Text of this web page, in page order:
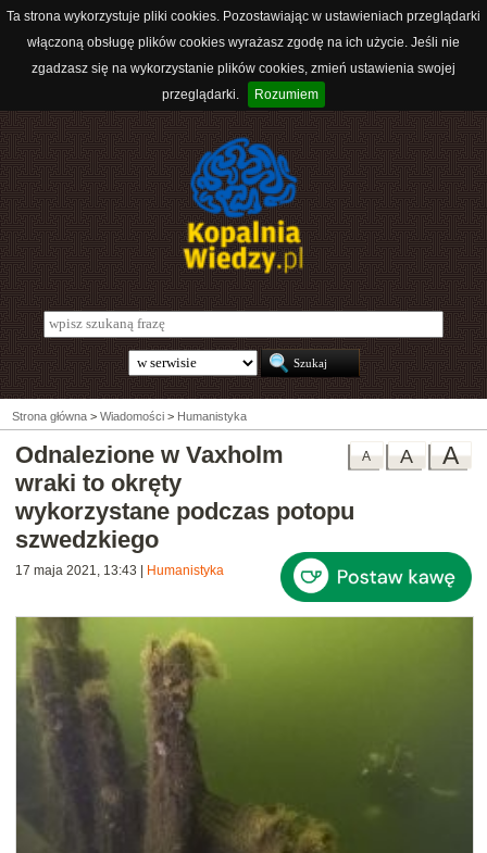
Ta strona wykorzystuje pliki cookies. Pozostawiając w ustawieniach przeglądarki
włączoną obsługę plików cookies wyrażasz zgodę na ich użycie. Jeśli nie
zgadzasz się na wykorzystanie plików cookies, zmień ustawienia swojej
przeglądarki.
Rozumiem
Strona główna > Wiadomości > Humanistyka
A
A
A
Odnalezione w Vaxholm
wraki to okręty
wykorzystane podczas potopu
szwedzkiego
17 maja 2021, 13:43 Humanistyka